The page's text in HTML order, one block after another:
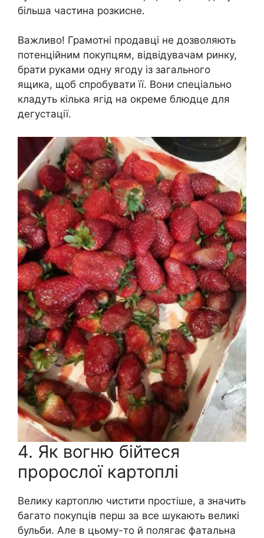
більша частина розкисне.
Важливо! Грамотні продавці не дозволяють
потенційним покупцям, відвідувачам ринку,
брати руками одну ягоду із загального
ящика, щоб спробувати її. Вони спеціально
кладуть кілька ягід на окреме блюдце для
дегустації.
4. Як вогню бійтеся
пророслої картоплі
Велику картоплю чистити простіше, а значить
багато покупців перш за все шукають великі
бульби. Але в цьому-то й полягає фaтальна